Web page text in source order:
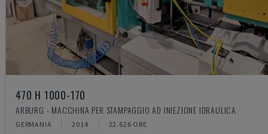
470 H 1000-170
ARBURG - MACCHINA PER STAMPAGGIO AD INIEZIONE IDRAULICA
GERMANIA 2014 22.626 ORE